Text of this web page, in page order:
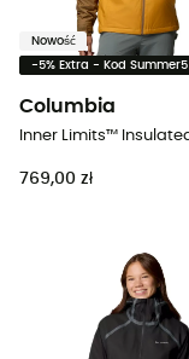
Nowość
-5% Extra - Kod Summer5
Columbia
769,00 zł